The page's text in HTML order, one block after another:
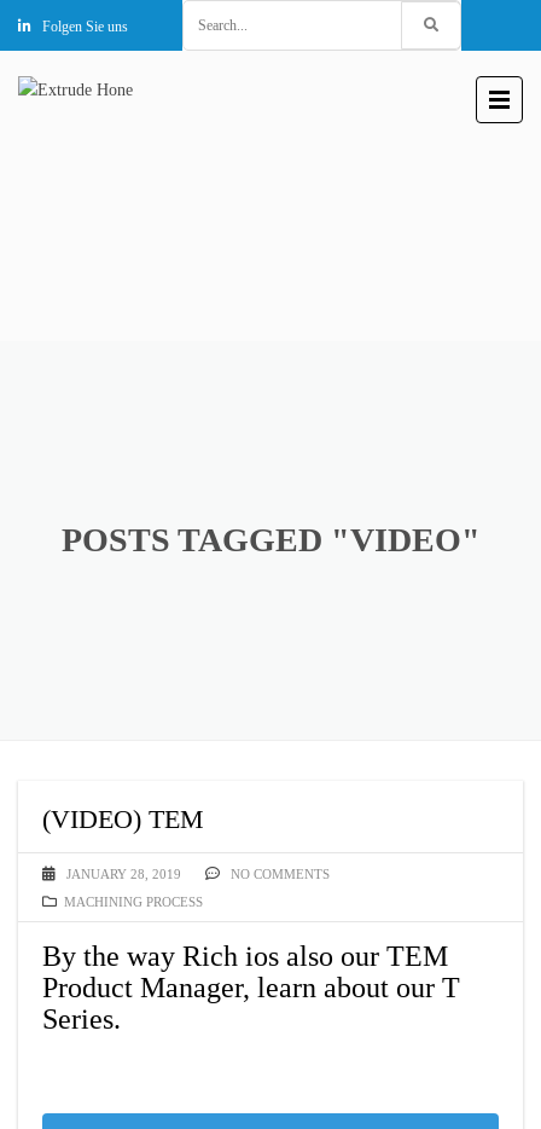
Folgen Sie uns
for:
POSTS TAGGED "VIDEO"
(VIDEO) TEM
JANUARY 28, 2019
NO COMMENTS
MACHINING PROCESS
By the way Rich ios also our TEM
Product Manager, learn about our T
Series.